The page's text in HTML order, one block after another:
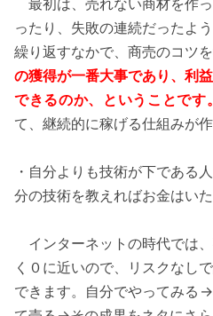
ったり、失敗の連続だったよ
繰り返すなかで、商売のコツを
の獲得が一番大事であり、利
できるのか、ということです。
て、継続的に稼げる仕組みが
・自分よりも技術が下である
分の技術を教えればお金はい
インターネットの時代では
く０に近いので、リスクなし
できます。自分でやってみる